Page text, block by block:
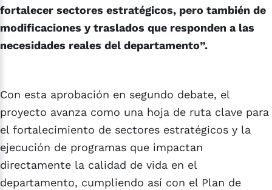
fortalecer sectores estratégicos, pero también de
modificaciones y traslados que responden a las
necesidades reales del departamento”.
Con esta aprobación en segundo debate, el
proyecto avanza como una hoja de ruta clave para
el fortalecimiento de sectores estratégicos y la
ejecución de programas que impactan
directamente la calidad de vida en el
departamento, cumpliendo así con el Plan de